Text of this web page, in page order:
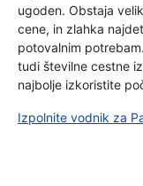
ugoden. Obstaja
cene, in zlahka
potovalnim
tudi številne cestne
najbolje izkoristite
Izpolnite vodnik za